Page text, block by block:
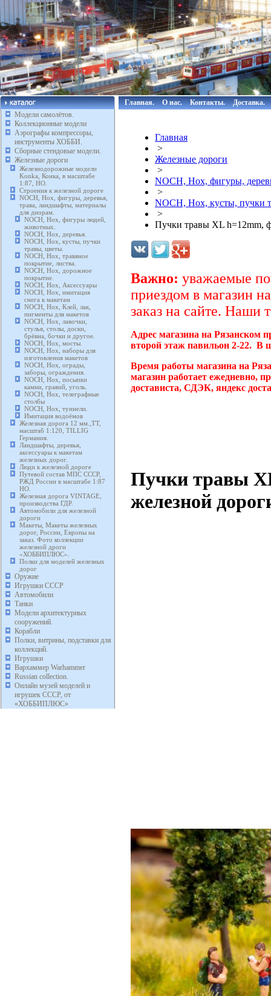
Модели самолётов.
Коллекционные модели
Аэрографы компрессоры,
инструменты ХОББИ.
Сборные стендовые модели.
Железные дороги
Железнодорожные модели
Konka, Конка, в масштабе
1:87, HO.
Строения к железной дороге
NOCH, Нох, фигуры, деревья,
трава, ландшафты, материалы
для диорам.
NOCH, Нох, фигуры людей,
животных.
NOCH, Нох, деревья.
NOCH, Нох, кусты, пучки
травы, цветы.
NOCH, Нох, травяное
покрытие, листва.
NOCH, Нох, дорожное
покрытие.
NOCH, Нох, Аксессуары
NOCH, Нох, имитация
снега к макетам
NOCH, Нох, Клей, лак,
пигменты для макетов
NOCH, Нох, лавочки,
стулья, столы, доски,
брёвна, бочки и другое.
NOCH, Нох, мосты.
NOCH, Нох, наборы для
изготовления макетов
NOCH, Нох, ограды,
заборы, ограждения.
NOCH, Нох, посыпки
камни, гравий, уголь.
NOCH, Нох, телеграфные
столбы
NOCH, Нох, туннели.
Имитация водоёмов
Железная дорога 12 мм.,TT,
масштаб 1:120, TILLIG
Германия.
Ландшафты, деревья,
аксессуары к макетам
железных дорог.
Люди к железной дороге
Путевой состав МПС СССР,
РЖД России в масштабе 1:87
HO.
Железная дорога VINTAGE,
производства ГДР.
Автомобили для железной
дороги
Макеты, Макеты железных
дорог, России, Европы на
заказ. Фото коллекции
железной дроги
«ХОББИПЛЮС».
Полки для моделей железных
дорог
Оружие
Игрушки СССР
Автомобили
Танки
Модели архитектурных
сооружений.
Корабли
Полки, витрины, подставки для
коллекций.
Игрушки
Вархаммер Warhammer
Russian collection.
Онлайн музей моделей и
игрушек СССР, от
«ХОББИПЛЮС»
Главная. О нас. Контакты. Доставка.
Главная
>
Железные дороги
>
NOCH, Нох, фигуры,
>
NOCH, Нох, кусты, пучки
>
Пучки травы XL h=12mm,
Важно: уважаемые
приездом в магазин
заказ на сайте. Наши
Адрес магазина на Рязанском
второй этаж павильон 2-22. В
Время работы магазина на
магазин работает ежедневно,
достависта, СДЭК, яндекс
Пучки травы
железной